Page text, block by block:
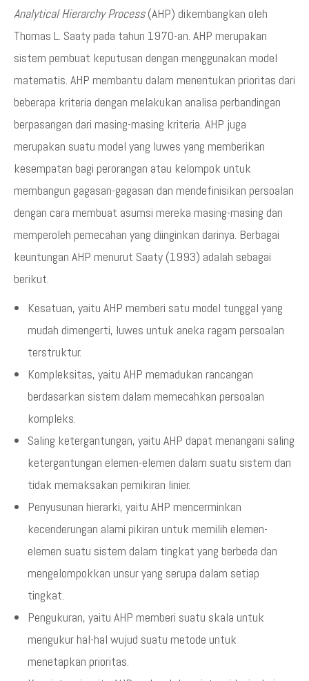
Analytical Hierarchy Process(AHP) dikembangkan oleh
Thomas L. Saaty pada tahun 1970-an. AHP merupakan
sistem pembuat keputusan dengan menggunakan model
matematis. AHP membantu dalam menentukan prioritas dari
beberapa kriteria dengan melakukan analisa perbandingan
berpasangan dari masing-masing kriteria. AHP juga
merupakan suatu model yang luwes yang memberikan
kesempatan bagi perorangan atau kelompok untuk
membangun gagasan-gagasan dan mendefinisikan persoalan
dengan cara membuat asumsi mereka masing-masing dan
memperoleh pemecahan yang diinginkan darinya. Berbagai
keuntungan AHP menurut Saaty (1993) adalah sebagai
berikut.
Kesatuan, yaitu AHP memberi satu model tunggal yang
mudah dimengerti, luwes untuk aneka ragam persoalan
terstruktur.
Kompleksitas, yaitu AHP memadukan rancangan
berdasarkan sistem dalam memecahkan persoalan
kompleks.
Saling ketergantungan, yaitu AHP dapat menangani saling
ketergantungan elemen-elemen dalam suatu sistem dan
tidak memaksakan pemikiran linier.
Penyusunan hierarki, yaitu AHP mencerminkan
kecenderungan alami pikiran untuk memilih elemen-
elemen suatu sistem dalam tingkat yang berbeda dan
mengelompokkan unsur yang serupa dalam setiap
tingkat.
Pengukuran, yaitu AHP memberi suatu skala untuk
mengukur hal-hal wujud suatu metode untuk
menetapkan prioritas.